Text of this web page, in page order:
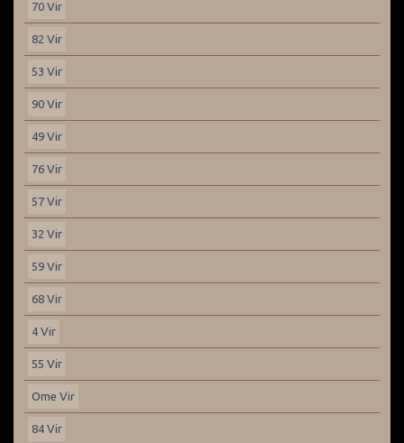
70 Vir
82 Vir
53 Vir
90 Vir
49 Vir
76 Vir
57 Vir
32 Vir
59 Vir
68 Vir
4 Vir
55 Vir
Ome Vir
84 Vir